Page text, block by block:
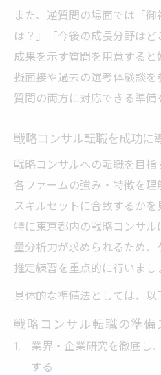
また、逆質問の場面では「
は？」「今後の成長分野は
成果を示す質問を用意する
擬面接や過去の選考体験談
質問の両方に対応できる準備
戦略コンサル転職を成功に
戦略コンサルへの転職を目
各ファームの強み・特徴を
スキルセットに合致するかを
特に東京都内の戦略コンサ
量分析力が求められるため
推定練習を重点的に行いまし
具体的な準備法としては、以
戦略コンサル転職の準備
業界・企業研究を徹底し
する